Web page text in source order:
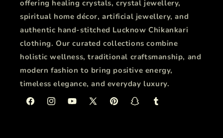
offering healing crystals, crystal jewellery,
spiritual home décor, artificial jewellery, and
authentic hand-stitched Lucknow Chikankari
clothing. Our curated collections combine
holistic wellness, traditional craftsmanship, and
modern fashion to bring positive energy,
timeless elegance, and everyday luxury.
FacebookInstagramYouTube
X
PinterestSnapchatTumblr